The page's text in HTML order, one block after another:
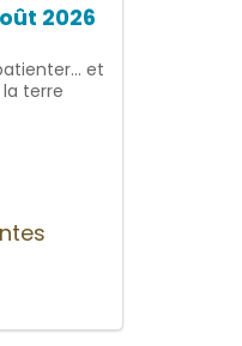
2026
et
terre